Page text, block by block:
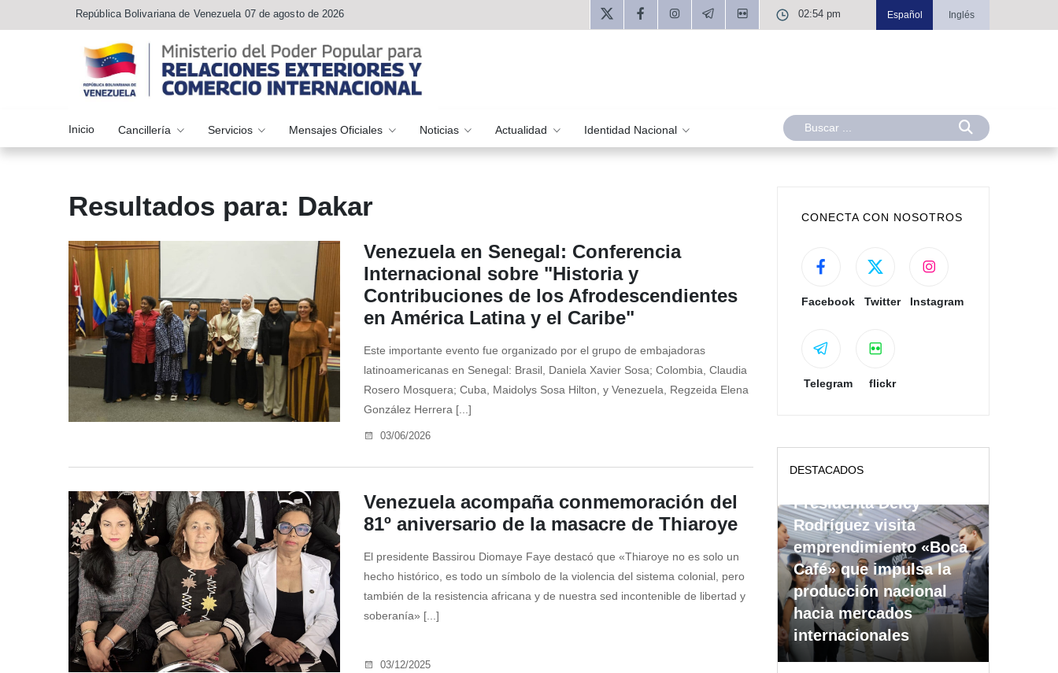
República Bolivariana de Venezuela 07 de agosto de 2026 02:54 pm Español Inglés
Inicio Cancillería Servicios Mensajes Oficiales Noticias Actualidad Identidad Nacional
Resultados para: Dakar
Venezuela en Senegal: Conferencia
Internacional sobre "Historia y
Contribuciones de los Afrodescendientes
en América Latina y el Caribe"
Este importante evento fue organizado por el grupo de embajadoras
latinoamericanas en Senegal: Brasil, Daniela Xavier Sosa; Colombia, Claudia
Rosero Mosquera; Cuba, Maidolys Sosa Hilton, y Venezuela, Regzeida Elena
González Herrera [...]
03/06/2026
Venezuela acompaña conmemoración del
81º aniversario de la masacre de Thiaroye
El presidente Bassirou Diomaye Faye destacó que «Thiaroye no es solo un
hecho histórico, es todo un símbolo de la violencia del sistema colonial, pero
también de la resistencia africana y de nuestra sed incontenible de libertad y
soberanía» [...]
03/12/2025
CONECTA CON NOSOTROS
Facebook Twitter Instagram
Telegram flickr
DESTACADOS
Presidenta Delcy
Rodríguez visita
emprendimiento «Boca
Café» que impulsa la
producción nacional
hacia mercados
internacionales